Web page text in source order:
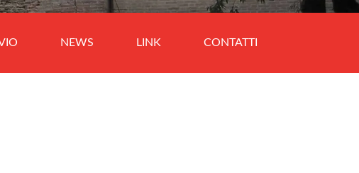
NEWS LINK CONTATTI